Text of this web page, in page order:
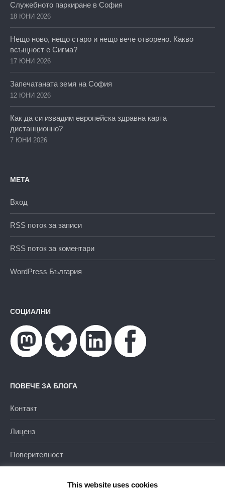
Служебното паркиране в София
18 ЮНИ 2026
Нещо ново, нещо старо и нещо вече отворено. Какво
всъщност е Сигма?
17 ЮНИ 2026
Запечатаната земя на София
12 ЮНИ 2026
Как да си извадим европейска здравна карта
дистанционно?
7 ЮНИ 2026
МЕТА
Вход
RSS поток за записи
RSS поток за коментари
WordPress България
СОЦИАЛНИ
ПОВЕЧЕ ЗА БЛОГА
Контакт
Лиценз
Поверителност
This website uses cookies